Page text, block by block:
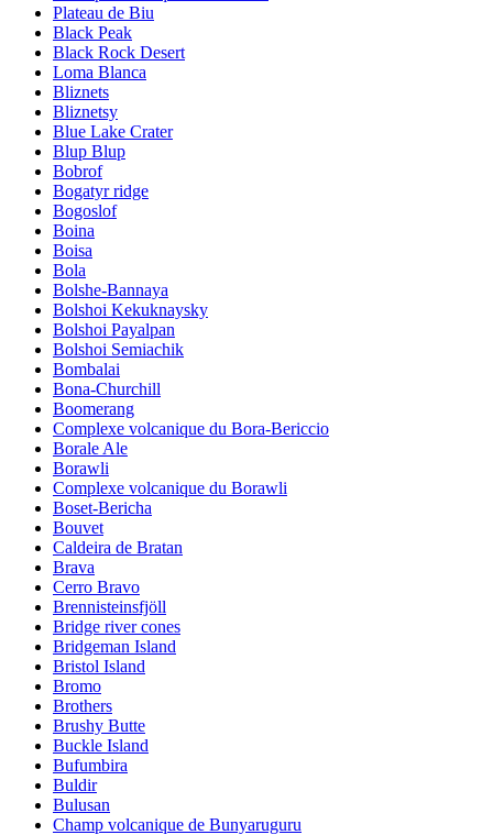
Plateau de Biu
Black Peak
Black Rock Desert
Loma Blanca
Bliznets
Bliznetsy
Blue Lake Crater
Blup Blup
Bobrof
Bogatyr ridge
Bogoslof
Boina
Boisa
Bola
Bolshe-Bannaya
Bolshoi Kekuknaysky
Bolshoi Payalpan
Bolshoi Semiachik
Bombalai
Bona-Churchill
Boomerang
Complexe volcanique du Bora-Bericcio
Borale Ale
Borawli
Complexe volcanique du Borawli
Boset-Bericha
Bouvet
Caldeira de Bratan
Brava
Cerro Bravo
Brennisteinsfjöll
Bridge river cones
Bridgeman Island
Bristol Island
Bromo
Brothers
Brushy Butte
Buckle Island
Bufumbira
Buldir
Bulusan
Champ volcanique de Bunyaruguru